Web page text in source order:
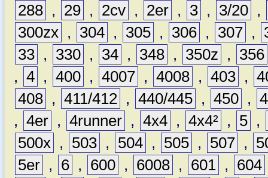
288 , 29 , 2cv , 2er , 3 , 3/20 ,
300zx , 304 , 305 , 306 , 307 ,
33 , 330 , 34 , 348 , 350z ,
356
, 4 , 400 , 4007 , 4008 , 403 ,
408 , 411/412 , 440/445 , 450 ,
, 4er , 4runner , 4x4 , 4x4² , 5 ,
500x , 503 , 504 , 505 , 507 ,
5er , 6 , 600 , 6008 , 601 , 604